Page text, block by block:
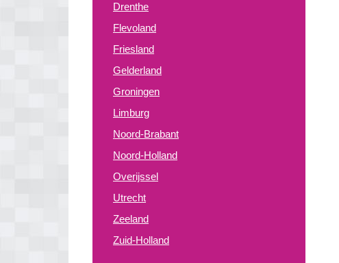
Drenthe
Flevoland
Friesland
Gelderland
Groningen
Limburg
Noord-Brabant
Noord-Holland
Overijssel
Utrecht
Zeeland
Zuid-Holland